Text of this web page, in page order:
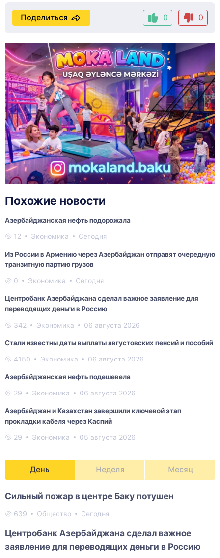
0 0
Поделиться
Похожие новости
Азербайджанская нефть подорожала
12 Экономика Сегодня
Из России в Армению через Азербайджан отправят очередную
транзитную партию грузов
0 Экономика Сегодня
Центробанк Азербайджана сделал важное заявление для
переводящих деньги в Россию
342 Экономика 06 августа 2026
Стали известны даты выплаты августовских пенсий и пособий
4150 Экономика 06 августа 2026
Азербайджанская нефть подешевела
29 Экономика 06 августа 2026
Азербайджан и Казахстан завершили ключевой этап
прокладки кабеля через Каспий
29 Экономика 05 августа 2026
День Неделя Месяц
Сильный пожар в центре Баку потушен
639 Общество Сегодня
Центробанк Азербайджана сделал важное
заявление для переводящих деньги в Россию